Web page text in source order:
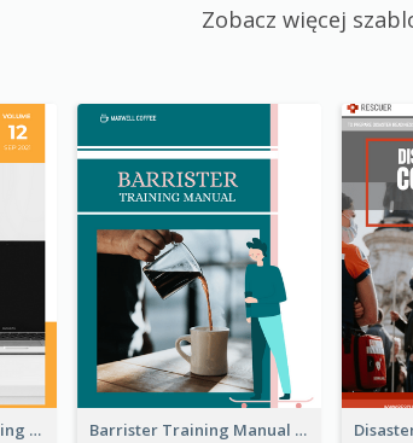
Zobacz więcej
Employee Safety Training Manual Barrister Training Manual